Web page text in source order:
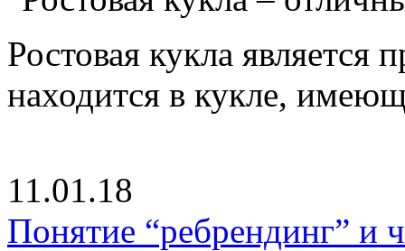
Ростовая кукла является
находится в кукле,
11.01.18
Понятие “ребрендинг” и